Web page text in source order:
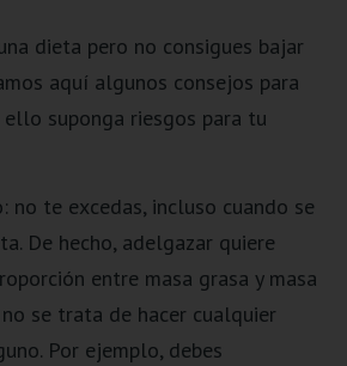
dieta pero no consigues bajar
aquí algunos consejos para
suponga riesgos para tu
no te excedas, incluso cuando se
De hecho, adelgazar quiere
entre masa grasa y masa
se trata de hacer cualquier
Por ejemplo, debes